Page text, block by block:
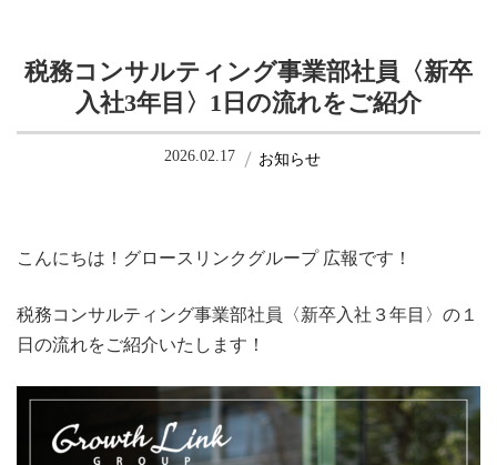
税務コンサルティング事業部社員〈新卒
入社3年目〉1日の流れをご紹介
2026.02.17 お知らせ
こんにちは！グロースリンクグループ 広報です！
税務コンサルティング事業部社員〈新卒入社３年目〉の１
日の流れをご紹介いたします！